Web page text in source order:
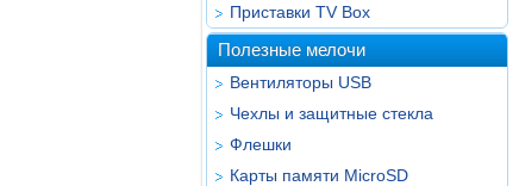
Приставки TV Box
Полезные мелочи
Вентиляторы USB
Чехлы и защитные стекла
Флешки
Карты памяти MicroSD